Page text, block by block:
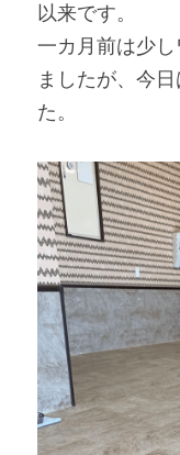
以来です。
一カ月前は少
ましたが、今
た。